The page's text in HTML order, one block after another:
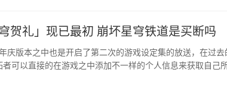
贺礼」现已最初 崩坏星穹铁道是买断吗
庆版本之中也是开启了第二次的游戏设定集的放送，在过去
可以直接的在游戏之中添加不一样的个人信息来获取自己